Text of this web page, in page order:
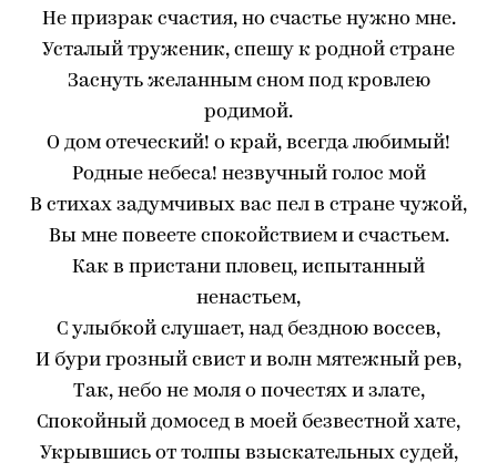
Не призрак счастия, но счастье нужно мне.
Усталый труженик, спешу к родной стране
Заснуть желанным сном под кровлею
родимой.
О дом отеческий! о край, всегда любимый!
Родные небеса! незвучный голос мой
В стихах задумчивых вас пел в стране чужой,
Вы мне повеете спокойствием и счастьем.
Как в пристани пловец, испытанный
ненастьем,
С улыбкой слушает, над бездною воссев,
И бури грозный свист и волн мятежный рев,
Так, небо не моля о почестях и злате,
Спокойный домосед в моей безвестной хате,
Укрывшись от толпы взыскательных судей,